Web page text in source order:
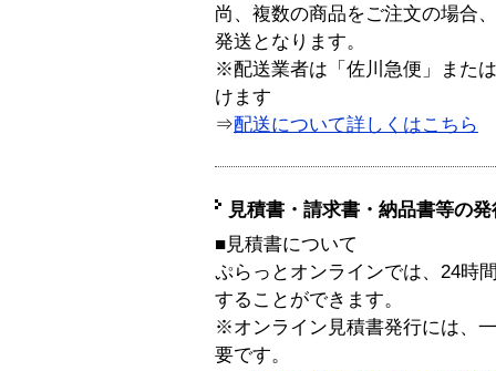
尚、複数の商品をご注文の場合
発送となります。
※配送業者は「佐川急便」また
けます
⇒配送について詳しくはこちら
見積書・請求書・納品書等の
■見積書について
ぷらっとオンラインでは、24時
することができます。
※オンライン見積書発行には、
要です。